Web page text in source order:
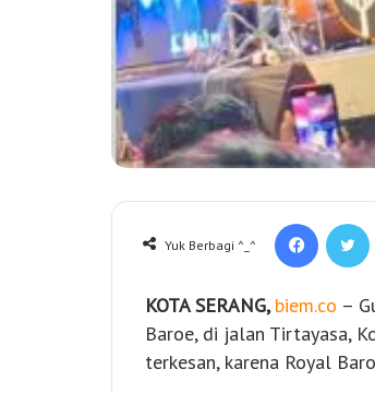
Yuk Berbagi ^_^
KOTA SERANG,biem.co –
Baroe, di jalan Tirtayasa,
terkesan, karena Royal